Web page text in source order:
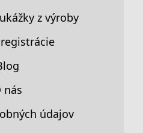
z výroby
nás
údajov